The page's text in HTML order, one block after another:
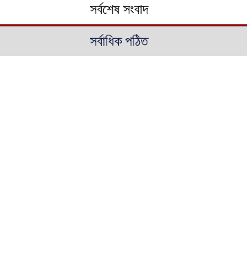
সর্বশেষ সংবাদ
সর্বাধিক পঠিত